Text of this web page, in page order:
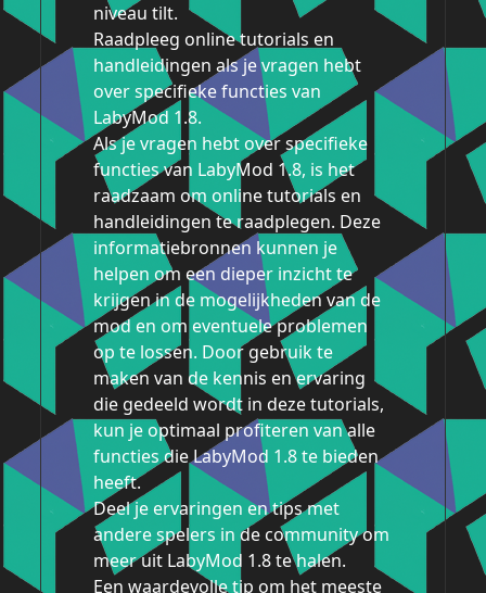
niveau tilt.
Raadpleeg online tutorials en
handleidingen als je vragen hebt
over specifieke functies van
LabyMod 1.8.
Als je vragen hebt over specifieke
functies van LabyMod 1.8, is het
raadzaam om online tutorials en
handleidingen te raadplegen. Deze
informatiebronnen kunnen je
helpen om een dieper inzicht te
krijgen in de mogelijkheden van de
mod en om eventuele problemen
op te lossen. Door gebruik te
maken van de kennis en ervaring
die gedeeld wordt in deze tutorials,
kun je optimaal profiteren van alle
functies die LabyMod 1.8 te bieden
heeft.
Deel je ervaringen en tips met
andere spelers in de community om
meer uit LabyMod 1.8 te halen.
Een waardevolle tip om het meeste